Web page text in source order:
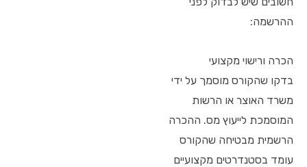
ההרשמה:
הכרה ורישוי מקצועי
בדקו שהקורס מוסמך על ידי
משרד האוצר או הרשות
המוסמכת לייעוץ מס. ההכרה
הרשמית מבטיחה שהקורס
עומד בסטנדרטים מקצועיים